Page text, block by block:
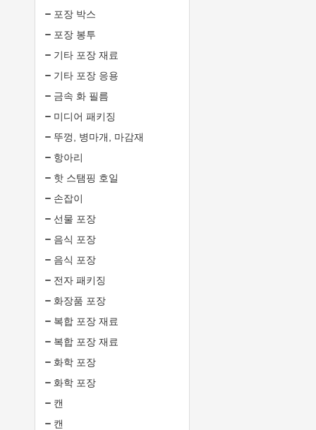
포장 박스
포장 봉투
기타 포장 재료
기타 포장 응용
금속 화 필름
미디어 패키징
뚜껑, 병마개, 마감재
항아리
핫 스탬핑 호일
손잡이
선물 포장
음식 포장
음식 포장
전자 패키징
화장품 포장
복합 포장 재료
복합 포장 재료
화학 포장
화학 포장
캔
캔